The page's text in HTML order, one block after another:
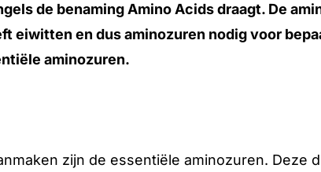
de benaming Amino Acids draagt. De
eiwitten en dus aminozuren nodig voor
aminozuren.
zijn de essentiële aminozuren.